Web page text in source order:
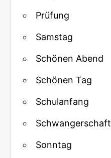
Prüfung
Samstag
Schönen Abend
Schönen Tag
Schulanfang
Schwangerschaft
Sonntag